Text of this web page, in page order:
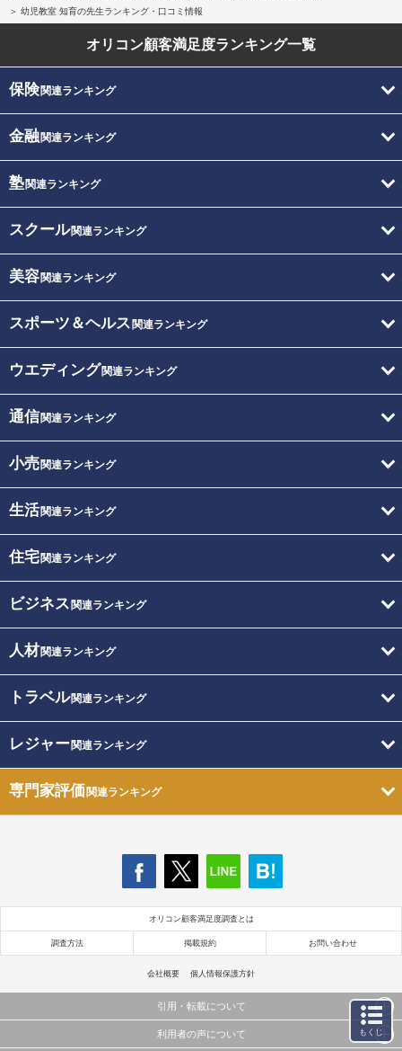
幼児教室 知育の先生ランキング・口コミ情報
オリコン顧客満足度ランキング一覧
保険関連ランキング
金融関連ランキング
塾関連ランキング
スクール関連ランキング
美容関連ランキング
スポーツ＆ヘルス 関連ランキング
ウエディング関連ランキング
通信関連ランキング
小売関連ランキング
生活関連ランキング
住宅関連ランキング
ビジネス 関連ランキング
人材関連ランキング
トラベル関連ランキング
レジャー関連ランキング
専門家評価関連ランキング
オリコン顧客満足度調査とは
調査方法 掲載規約 お問い合わせ
会社概要 個人情報保護方針
引用・転載について
当サイトで公開されている情報（文字、写真、イラスト、画像データ等）及びこれらの配置・
利用者の声について もくじ